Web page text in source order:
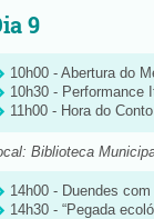
9
10h00 - Abertura do
10h30 - Performance
11h00 - Hora do
Biblioteca
14h00 - Duendes
14h30 - “Pegada